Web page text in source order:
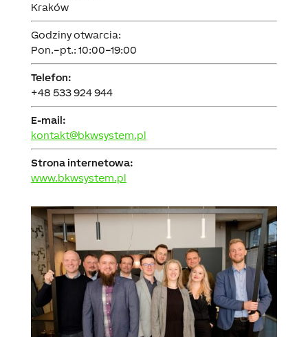
Kraków
Godziny otwarcia:
Pon.–pt.: 10:00–19:00
Telefon:
+48 533 924 944
E-mail:
kontakt@bkwsystem.pl
Strona internetowa:
www.bkwsystem.pl